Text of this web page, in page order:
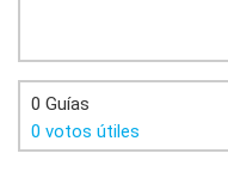
0 Guías
0 votos útiles